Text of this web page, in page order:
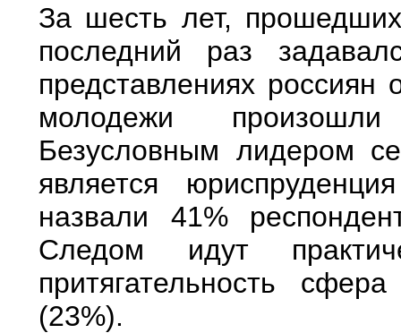
За шесть лет,
последний раз
представлениях
молодежи
Безусловным лидером
является
назвали 41%
Следом идут
притягательность
(23%).